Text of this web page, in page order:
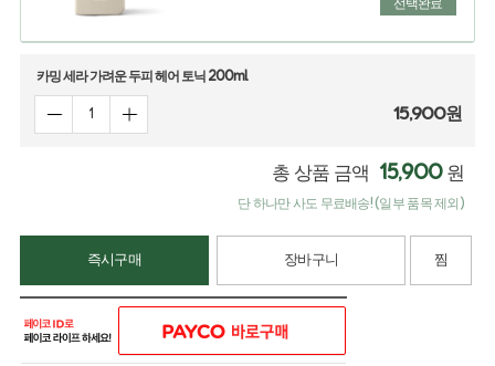
카밍 세라 가려운 두피 헤어 토닉 200ml
15,900원
총 상품 금액 15,900 원
단 하나만 사도 무료배송! (일부 품목 제외)
즉시구매 장바구니 찜